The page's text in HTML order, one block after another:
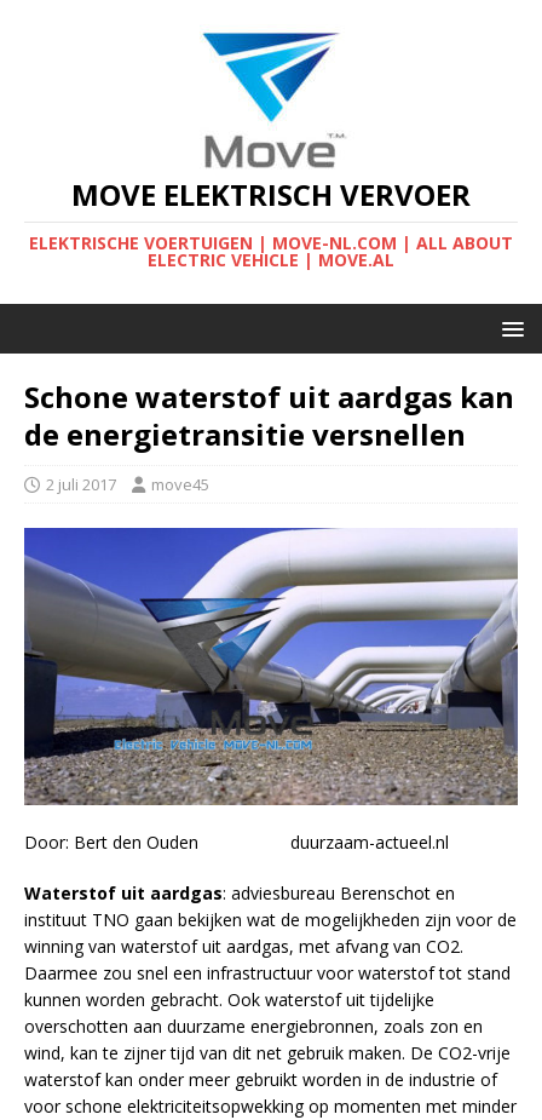
MOVE ELEKTRISCH VERVOER
ELEKTRISCHE VOERTUIGEN | MOVE-NL.COM | ALL ABOUT
ELECTRIC VEHICLE | MOVE.AL
Schone waterstof uit aardgas kan
de energietransitie versnellen
2 juli 2017 move45
Door: Bert den Ouden duurzaam-actueel.nl
Waterstof uit aardgas: adviesbureau Berenschot en
instituut TNO gaan bekijken wat de mogelijkheden zijn voor de
winning van waterstof uit aardgas, met afvang van CO2.
Daarmee zou snel een infrastructuur voor waterstof tot stand
kunnen worden gebracht. Ook waterstof uit tijdelijke
overschotten aan duurzame energiebronnen, zoals zon en
wind, kan te zijner tijd van dit net gebruik maken. De CO2-vrije
waterstof kan onder meer gebruikt worden in de industrie of
voor schone elektriciteitsopwekking op momenten met minder